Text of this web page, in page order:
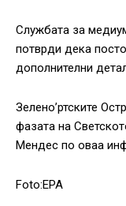
Службата за
потврди дека
дополнителни
Зелено’ртските
фазата на
Мендес по оваа
Foto:EPA